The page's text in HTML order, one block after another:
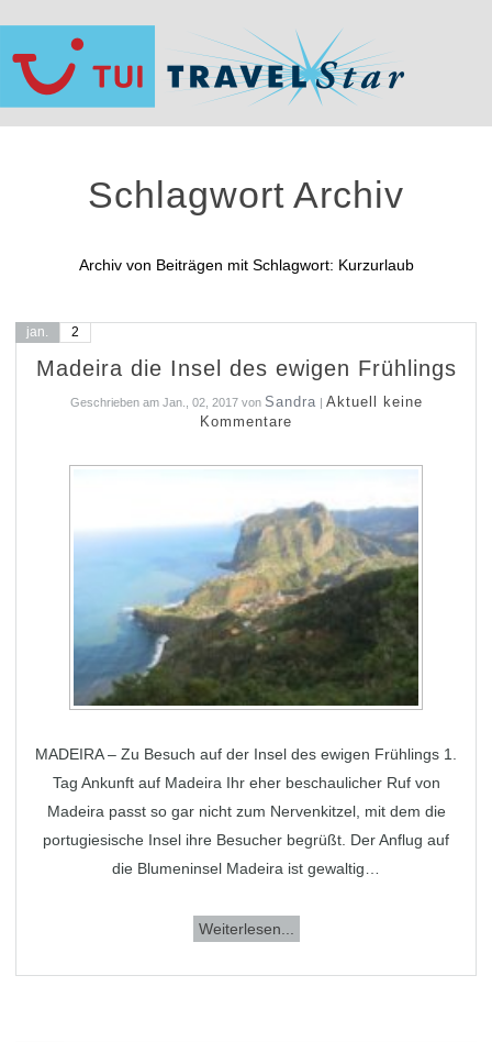
Schlagwort Archiv
Archiv von Beiträgen mit Schlagwort: Kurzurlaub
jan. 2
Madeira die Insel des ewigen Frühlings
Geschrieben am Jan., 02, 2017 von Sandra | Aktuell keine
Kommentare
MADEIRA – Zu Besuch auf der Insel des ewigen Frühlings 1.
Tag Ankunft auf Madeira Ihr eher beschaulicher Ruf von
Madeira passt so gar nicht zum Nervenkitzel, mit dem die
portugiesische Insel ihre Besucher begrüßt. Der Anflug auf
die Blumeninsel Madeira ist gewaltig…
Weiterlesen...